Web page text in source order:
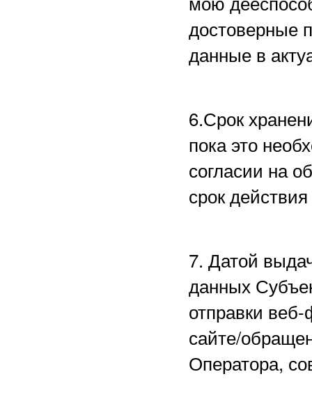
достоверные
данные в
6.Срок
пока это
согласии на
срок
7. Датой
данных
отправки
сайте/
Оператора,